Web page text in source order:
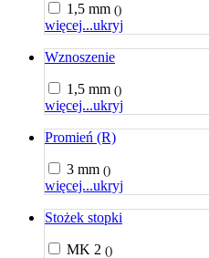
1,5 mm ()
więcej...ukryj
Wznoszenie
1,5 mm ()
więcej...ukryj
Promień (R)
3 mm ()
więcej...ukryj
Stożek stopki
MK 2 ()